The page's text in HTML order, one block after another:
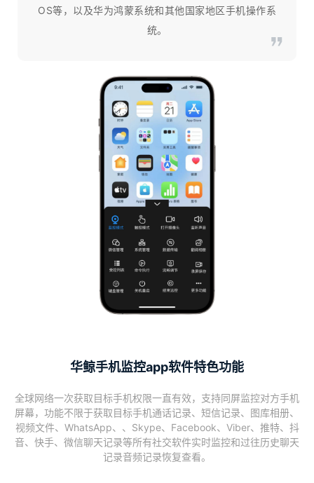
OS等，以及华为鸿蒙系统和其他国家地区手机操作系
统。
华鲸手机监控app软件特色功能
全球网络一次获取目标手机权限一直有效，支持同屏监控对方手机
屏幕，功能不限于获取目标手机通话记录、短信记录、图库相册、
视频文件、WhatsApp、、Skype、Facebook、Viber、推特、抖
音、快手、微信聊天记录等所有社交软件实时监控和过往历史聊天
记录音频记录恢复查看。